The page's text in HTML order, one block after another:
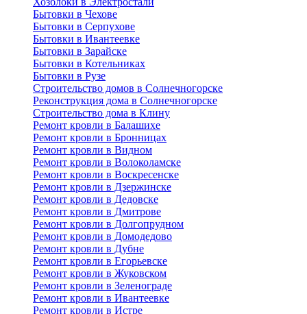
Бытовки в Чехове
Бытовки в Серпухове
Бытовки в Ивантеевке
Бытовки в Зарайске
Бытовки в Котельниках
Бытовки в Рузе
Строительство домов в Солнечногорске
Реконструкция дома в Солнечногорске
Строительство дома в Клину
Ремонт кровли в Балашихе
Ремонт кровли в Бронницах
Ремонт кровли в Видном
Ремонт кровли в Волоколамске
Ремонт кровли в Воскресенске
Ремонт кровли в Дзержинске
Ремонт кровли в Дедовске
Ремонт кровли в Дмитрове
Ремонт кровли в Долгопрудном
Ремонт кровли в Домодедово
Ремонт кровли в Дубне
Ремонт кровли в Егорьевске
Ремонт кровли в Жуковском
Ремонт кровли в Зеленограде
Ремонт кровли в Ивантеевке
Ремонт кровли в Истре